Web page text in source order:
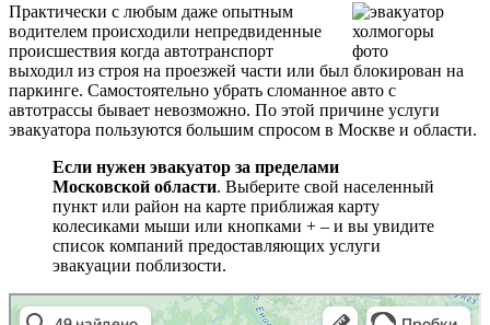
Практически с любым даже опытным
водителем происходили непредвиденные
происшествия когда автотранспорт
выходил из строя на проезжей части или был блокирован на
паркинге. Самостоятельно убрать сломанное авто с
автотрассы бывает невозможно. По этой причине услуги
эвакуатора пользуются большим спросом в Москве и области.
Если нужен эвакуатор за пределами
Московской области. Выберите свой населенный
пункт или район на карте приближая карту
колесиками мыши или кнопками + – и вы увидите
список компаний предоставляющих услуги
эвакуации поблизости.
эвакуаторы на карте
Волоколамск